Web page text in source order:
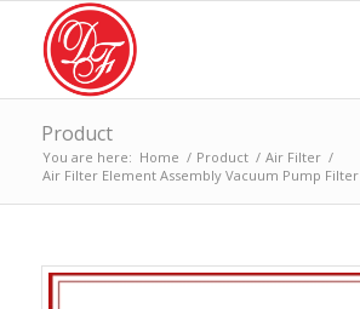
Product
You are here: Home / Product / Air Filter /
Air Filter Element Assembly Vacuum Pump Filter